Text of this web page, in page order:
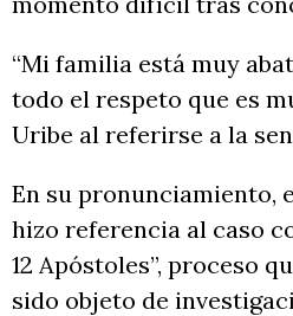
“Mi familia está muy
todo el respeto que es
Uribe al referirse a la
En su pronunciamiento,
hizo referencia al caso
12 Apóstoles”, proceso
sido objeto de